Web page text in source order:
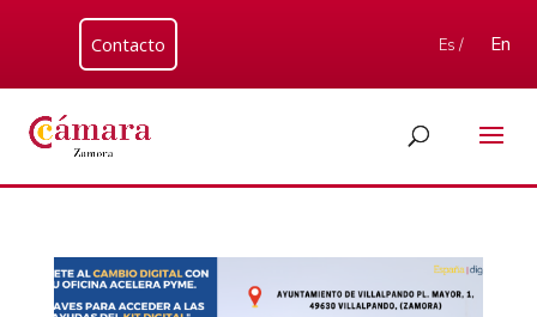
Contacto Es / En